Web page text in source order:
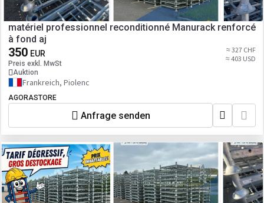
matériel professionnel reconditionné Manurack renforcé
à fond aj
350 EUR
Preis exkl. MwSt
Auktion
≈ 327 CHF
≈ 403 USD
Frankreich, Piolenc
AGORASTORE
Anfrage senden